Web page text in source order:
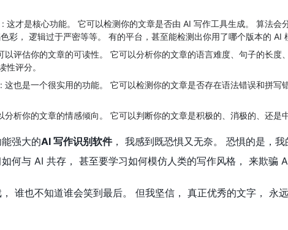
: 这才是核心功能。 它可以检测你的文章是否由 AI 写作工具生成。 算法
彩， 逻辑过于严密等等。 有的平台，甚至能检测出你用了哪个版本的 AI
以评估你的文章的可读性。 它可以分析你的文章的语言难度、句子的长
性评分。
: 这也是一个很实用的功能。 它可以检测你的文章是否存在语法错误和拼
分析你的文章的情感倾向。 它可以判断你的文章是积极的、消极的、还是
强大的AI 写作识别软件， 我感到既恐惧又无奈。 恐惧的是，
何与 AI 共存， 甚至要学习如何模仿人类的写作风格， 来欺骗
谁也不知道谁会笑到最后。 但我坚信， 真正优秀的文字， 永